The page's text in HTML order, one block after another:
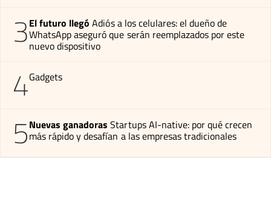
3El futuro llegó Adiós a los celulares: el dueño de
WhatsApp aseguró que serán reemplazados por este
nuevo dispositivo
4Gadgets
5Nuevas ganadoras Startups AI-native: por qué crecen
más rápido y desafían a las empresas tradicionales